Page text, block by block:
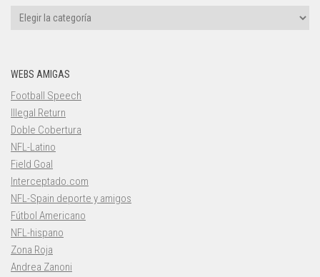
Categorías
WEBS AMIGAS
Football Speech
Illegal Return
Doble Cobertura
NFL-Latino
Field Goal
Interceptado.com
NFL-Spain deporte y amigos
Fútbol Americano
NFL-hispano
Zona Roja
Andrea Zanoni